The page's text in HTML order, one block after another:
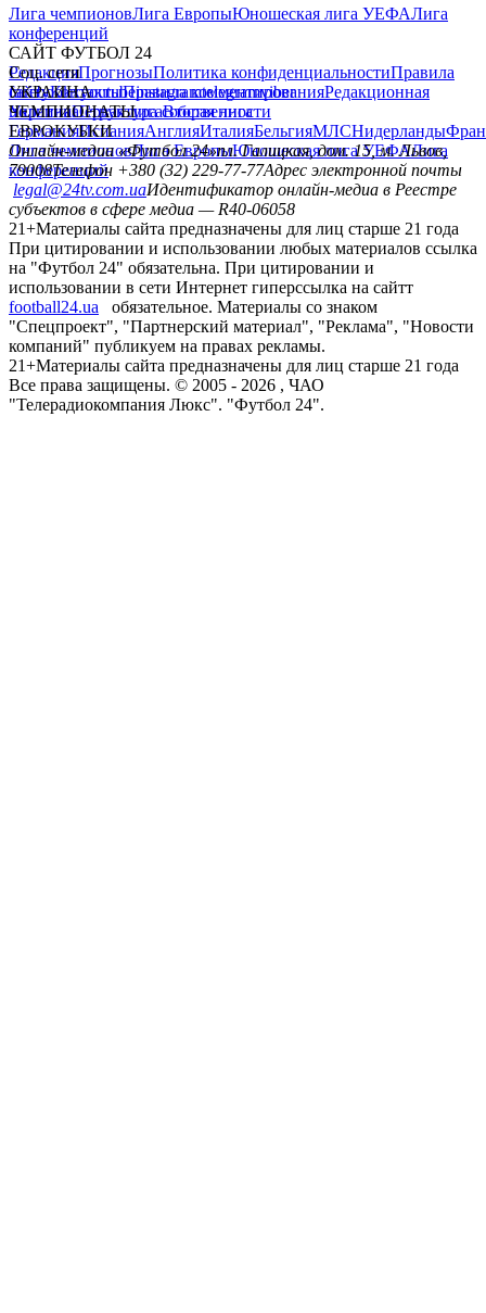
Лига чемпионовЛига ЕвропыЮношеская лига УЕФАЛига
конференций
САЙТ ФУТБОЛ 24
РедакцияПрогнозыПолитика конфиденциальностиПравила
сайтуКонтактыПравила комментированияРедакционная
политикаСтруктура собственности
Соц. сети
facebookxyoutubeinstagramtelegramviber
УКРАИНА
УкраинаПервая лигаВторая лига
ЧЕМПИОНАТЫ
ГерманияИспанияАнглияИталияБельгияМЛСНидерланды
ЕВРОКУБКИ
Лига чемпионовЛига ЕвропыЮношеская лига УЕФАЛига
конференций
Онлайн-медиа «Футбол 24»пл. Галицкая, дом. 15, м. Львов,
79008Телефон +380 (32) 229-77-77Адрес электронной почты
legal@24tv.com.uaИдентификатор онлайн-медиа в Реестре
субъектов в сфере медиа — R40-06058
21+Материалы сайта предназначены для лиц старше 21 года
При цитировании и использовании любых материалов ссылка
на "Футбол 24" обязательна. При цитировании и
использовании в сети Интернет гиперссылка на сайтт
football24.ua
обязательное. Материалы со знаком
"Спецпроект", "Партнерский материал", "Реклама", "Новости
компаний" публикуем на правах рекламы.
21+Материалы сайта предназначены для лиц старше 21 года
Все права защищены. © 2005 - 2026 , ЧАО
"Телерадиокомпания Люкс". "Футбол 24".